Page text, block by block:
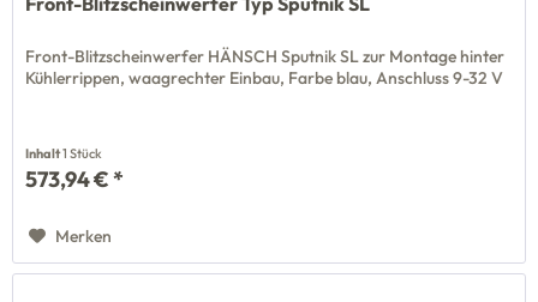
Front-Blitzscheinwerfer HÄNSCH Sputnik SL zur Montage hinter
Kühlerrippen, waagrechter Einbau, Farbe blau, Anschluss 9-32 V
Inhalt1 Stück
573,94 € *
Merken